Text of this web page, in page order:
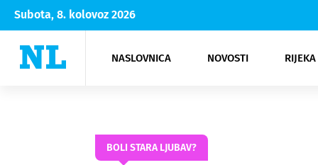
Subota, 8. kolovoz 2026
NASLOVNICA NOVOSTI
Rijeka Opatija
NK
Moda
Kultura
BOLI STARA LJUBAV?